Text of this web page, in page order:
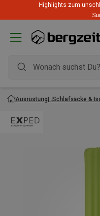
Highlights zum
Ausrüstung Schlafsäcke &